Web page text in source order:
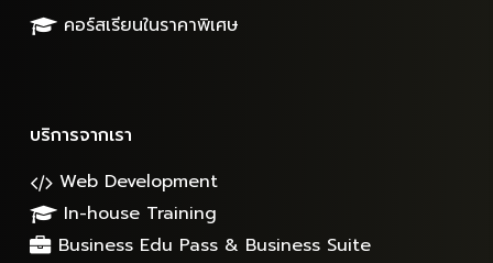
คอร์สเรียนในราคาพิเศษ
บริการจากเรา
Web Development
In-house Training
Business Edu Pass & Business Suite